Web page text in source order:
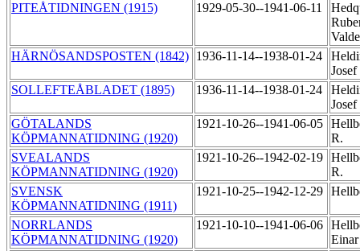
PITEÅTIDNINGEN (1915)
1929-05-30--1941-06-11
HÄRNÖSANDSPOSTEN (1842) 1936-11-14--1938-01-24
Josef
SOLLEFTEÅBLADET (1895)
1936-11-14--1938-01-24
Josef
GÖTALANDS
KÖPMANNATIDNING (1920)
1921-10-26--1941-06-05
R.
SVEALANDS
KÖPMANNATIDNING (1920)
1921-10-26--1942-02-19
R.
SVENSK
KÖPMANNATIDNING (1911)
1921-10-25--1942-12-29
NORRLANDS
KÖPMANNATIDNING (1920)
1921-10-10--1941-06-06